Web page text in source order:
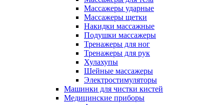
Массажеры ударные
Массажеры щетки
Накидки массажные
Подушки массажеры
Тренажеры для ног
Тренажеры для рук
Хулахупы
Шейные массажеры
Электростимуляторы
Машинки для чистки кистей
Медицинские приборы